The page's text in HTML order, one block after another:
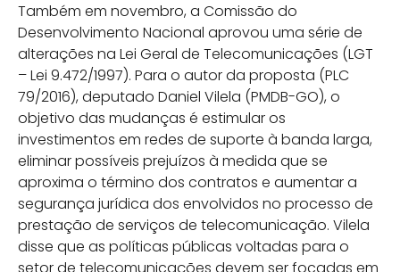
Também em novembro, a Comissão do
Desenvolvimento Nacional aprovou uma série de
alterações na Lei Geral de Telecomunicações (LGT
– Lei 9.472/1997). Para o autor da proposta (PLC
79/2016), deputado Daniel Vilela (PMDB-GO), o
objetivo das mudanças é estimular os
investimentos em redes de suporte à banda larga,
eliminar possíveis prejuízos à medida que se
aproxima o término dos contratos e aumentar a
segurança jurídica dos envolvidos no processo de
prestação de serviços de telecomunicação. Vilela
disse que as políticas públicas voltadas para o